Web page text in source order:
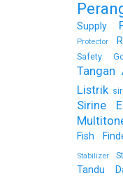
Supply
Protector
Safety
Tangan
Listrik
Sirine
Fish
Stabilizer
Tandu